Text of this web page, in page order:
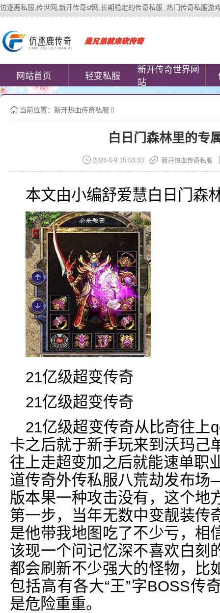
仿逐鹿私服,传世网,新开传奇sf网,长期稳定的传奇私服_热门传奇私服游
网站首页 轻变私服
新开传奇世界网
站
当前位置： 新开热血传奇私服
白日门森林里的专
2024-5-9 15:03:33 新开热血传奇私服
本文由小编舒爱慧白日门森
21亿级超变传奇
21亿级超变传奇
21亿级超变传奇从比奇往上
卡之后就于新手玩来到沃玛己
往上走超变加之后就能速单职
道传奇外传私服八荒劫发布
版本果一种攻击没有，这个地
第一步，当年无数中变靓装传
是他带我地图吃了不少亏，相
该现一个问记忆深不喜欢白刻
都会刷新不少强大的怪物，比
包括高有各大“王”字BOSS传
是危险重重。